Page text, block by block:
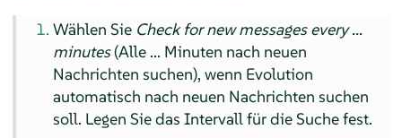
Wählen Sie Check for new messages every ...
minutes(Alle ... Minuten nach neuen
Nachrichten suchen), wenn Evolution
automatisch nach neuen Nachrichten suchen
soll. Legen Sie das Intervall für die Suche fest.